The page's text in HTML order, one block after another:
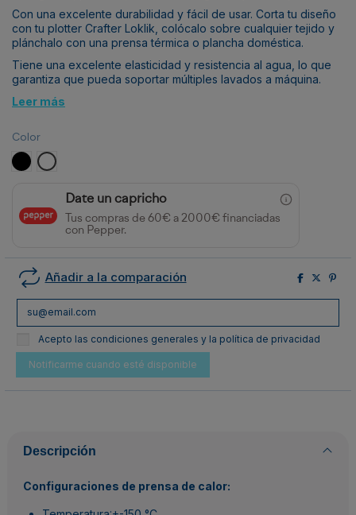
Con una excelente durabilidad y fácil de usar. Corta tu diseño
con tu plotter Crafter Loklik, colócalo sobre cualquier tejido y
plánchalo con una prensa térmica o plancha doméstica.
Tiene una excelente elasticidad y resistencia al agua, lo que
garantiza que pueda soportar múltiples lavados a máquina.
Leer más
Color
Negro Blanco
Date un capricho
Tus compras de 60€ a 2000€ financiadas
con Pepper.
Añadir a la comparación
Acepto las condiciones generales y la política de privacidad
Descripción
Configuraciones de prensa de calor: